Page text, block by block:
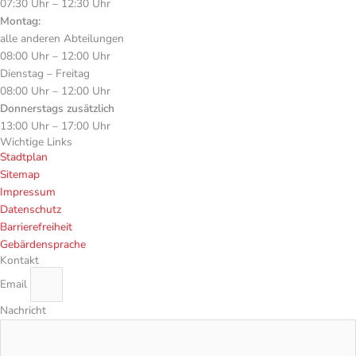
07:30 Uhr – 12:30 Uhr
Montag:
alle anderen Abteilungen
08:00 Uhr – 12:00 Uhr
Dienstag – Freitag
08:00 Uhr – 12:00 Uhr
Donnerstags zusätzlich
13:00 Uhr – 17:00 Uhr
Wichtige Links
Stadtplan
Sitemap
Impressum
Datenschutz
Barrierefreiheit
Gebärdensprache
Kontakt
Email
Nachricht